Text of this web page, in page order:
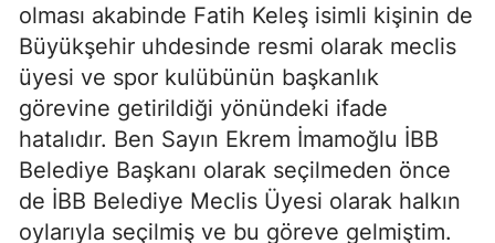
olması akabinde Fatih Keleş isimli kişinin de
Büyükşehir uhdesinde resmi olarak meclis
üyesi ve spor kulübünün başkanlık
görevine getirildiği yönündeki ifade
hatalıdır. Ben Sayın Ekrem İmamoğlu İBB
Belediye Başkanı olarak seçilmeden önce
de İBB Belediye Meclis Üyesi olarak halkın
oylarıyla seçilmiş ve bu göreve gelmiştim.